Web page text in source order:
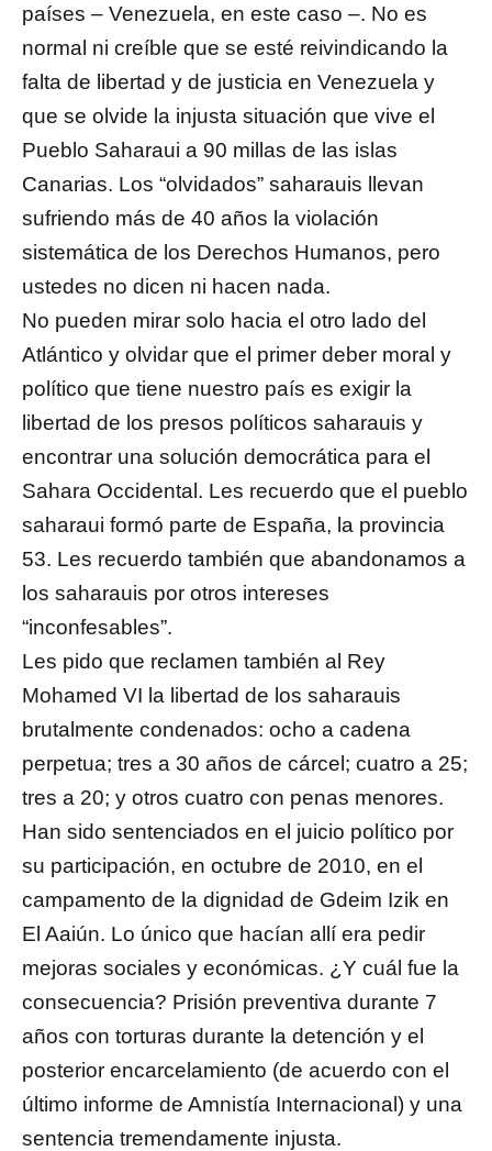
países – Venezuela, en este caso –. No es
normal ni creíble que se esté reivindicando la
falta de libertad y de justicia en Venezuela y
que se olvide la injusta situación que vive el
Pueblo Saharaui a 90 millas de las islas
Canarias. Los “olvidados” saharauis llevan
sufriendo más de 40 años la violación
sistemática de los Derechos Humanos, pero
ustedes no dicen ni hacen nada.
No pueden mirar solo hacia el otro lado del
Atlántico y olvidar que el primer deber moral y
político que tiene nuestro país es exigir la
libertad de los presos políticos saharauis y
encontrar una solución democrática para el
Sahara Occidental. Les recuerdo que el pueblo
saharaui formó parte de España, la provincia
53. Les recuerdo también que abandonamos a
los saharauis por otros intereses
“inconfesables”.
Les pido que reclamen también al Rey
Mohamed VI la libertad de los saharauis
brutalmente condenados: ocho a cadena
perpetua; tres a 30 años de cárcel; cuatro a 25;
tres a 20; y otros cuatro con penas menores.
Han sido sentenciados en el juicio político por
su participación, en octubre de 2010, en el
campamento de la dignidad de Gdeim Izik en
El Aaiún. Lo único que hacían allí era pedir
mejoras sociales y económicas. ¿Y cuál fue la
consecuencia? Prisión preventiva durante 7
años con torturas durante la detención y el
posterior encarcelamiento (de acuerdo con el
último informe de Amnistía Internacional) y una
sentencia tremendamente injusta.